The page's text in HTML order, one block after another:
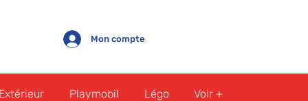
Mon compte
Extérieur Playmobil Légo Voir +